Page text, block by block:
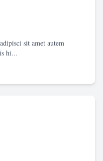
sit amet autem
hi...